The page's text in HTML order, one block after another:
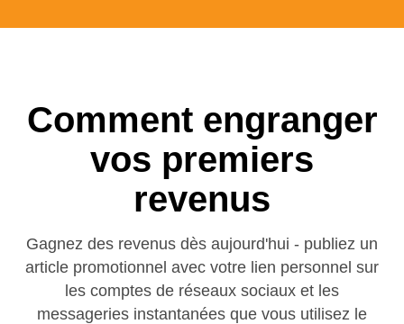
Comment engranger
vos premiers
revenus
Gagnez des revenus dès aujourd'hui - publiez un
article promotionnel avec votre lien personnel sur
les comptes de réseaux sociaux et les
messageries instantanées que vous utilisez le